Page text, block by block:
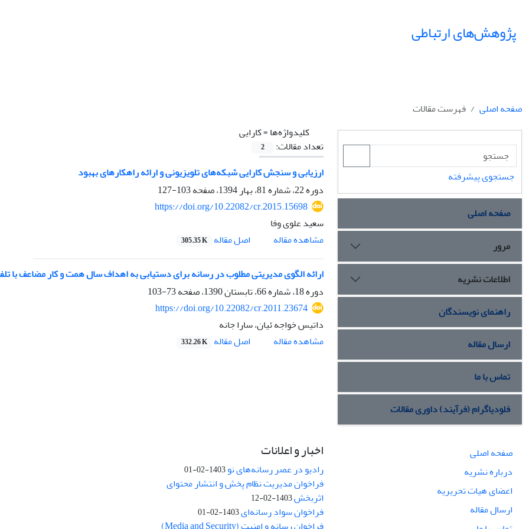
پژوهش‌های ارتباطی
صفحه اصلی
فهرست مقالات
کلیدواژه‌ها =کارایی
تعداد مقالات:
2
ارزیابی و سنجش کارایی شبکه‌های تلویزیونی و ارائه راهکارهای بهبود
دوره 22، شماره 81، بهار 1394، صفحه
103-127
https://doi.org/10.22082/cr.2015.15698
سعید علوی وفا
مشاهده مقاله
اصل مقاله 305.35 K
ارائه الگوی مدیریتی مطلوب در رسانه برای دستیابی به اهداف سال همت و کار مضاعف با
دوره 18، شماره 66، تابستان 1390، صفحه
73-103
https://doi.org/10.22082/cr.2011.23674
داتیس خواجه ئیان، سارا جانه
مشاهده مقاله
اصل مقاله 332.26 K
جستجوی پیشرفته
صفحه اصلی
مرور
اطلاعات نشریه
راهنمای نویسندگان
ارسال مقاله
تماس با ما
فلودیاگرام (فرآیند) داوری مقالات
صفحه اصلی
درباره نشریه
اعضای هیات تحریریه
ارسال مقاله
اخبار و اعلانات
رادیو در عصر رسانه‌های نو1403-02-01
فراخوان مدیریت نظام پخش و انتشار محتوای
اثربخش1403-02-12
فراخوان سواد رسانه‌ای1403-02-01